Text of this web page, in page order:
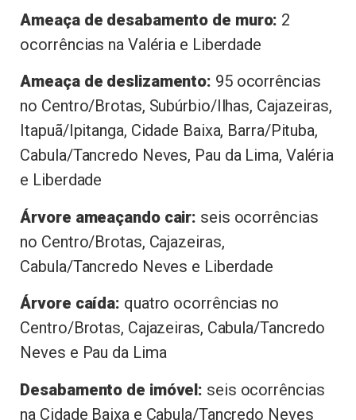
Ameaça de desabamento de muro: 2
ocorrências na Valéria e Liberdade
Ameaça de deslizamento: 95 ocorrências
no Centro/Brotas, Subúrbio/Ilhas, Cajazeiras,
Itapuã/Ipitanga, Cidade Baixa, Barra/Pituba,
Cabula/Tancredo Neves, Pau da Lima, Valéria
e Liberdade
Árvore ameaçando cair: seis ocorrências
no Centro/Brotas, Cajazeiras,
Cabula/Tancredo Neves e Liberdade
Árvore caída: quatro ocorrências no
Centro/Brotas, Cajazeiras, Cabula/Tancredo
Neves e Pau da Lima
Desabamento de imóvel: seis ocorrências
na Cidade Baixa e Cabula/Tancredo Neves